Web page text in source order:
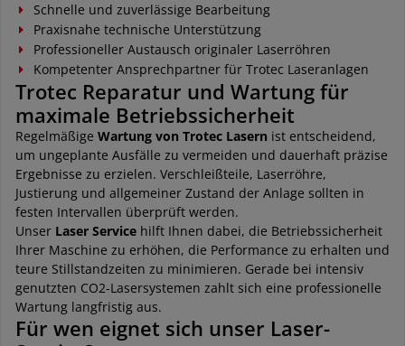
Schnelle und zuverlässige Bearbeitung
Praxisnahe technische Unterstützung
Professioneller Austausch originaler Laserröhren
Kompetenter Ansprechpartner für Trotec Laseranlagen
Trotec Reparatur und Wartung für
maximale Betriebssicherheit
Regelmäßige Wartung von Trotec Lasern ist entscheidend,
um ungeplante Ausfälle zu vermeiden und dauerhaft präzise
Ergebnisse zu erzielen. Verschleißteile, Laserröhre,
Justierung und allgemeiner Zustand der Anlage sollten in
festen Intervallen überprüft werden.
Unser Laser Service hilft Ihnen dabei, die Betriebssicherheit
Ihrer Maschine zu erhöhen, die Performance zu erhalten und
teure Stillstandzeiten zu minimieren. Gerade bei intensiv
genutzten CO2-Lasersystemen zahlt sich eine professionelle
Wartung langfristig aus.
Für wen eignet sich unser Laser-